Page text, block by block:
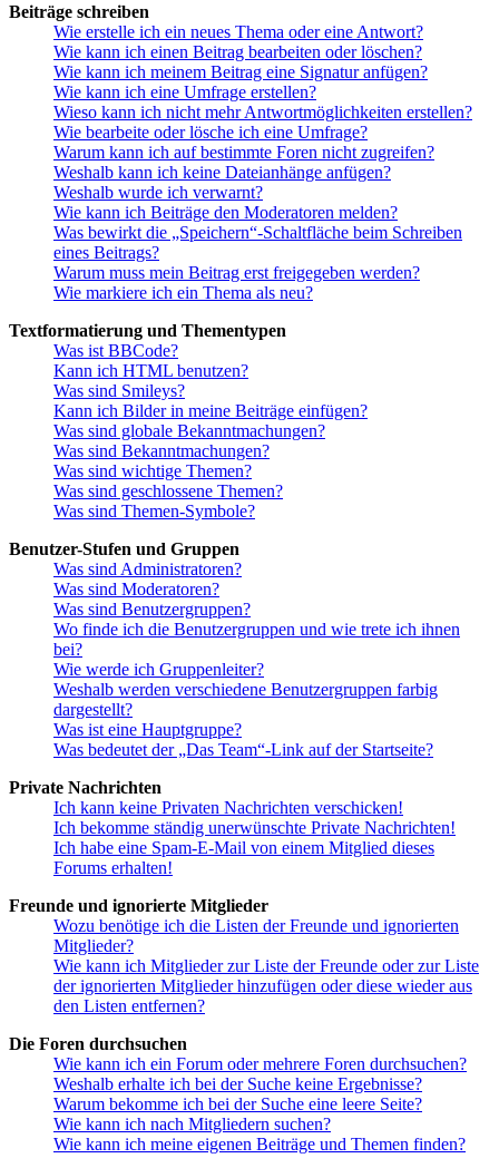
Beiträge schreiben
Wie erstelle ich ein neues Thema oder eine Antwort?
Wie kann ich einen Beitrag bearbeiten oder löschen?
Wie kann ich meinem Beitrag eine Signatur anfügen?
Wie kann ich eine Umfrage erstellen?
Wieso kann ich nicht mehr Antwortmöglichkeiten erstellen?
Wie bearbeite oder lösche ich eine Umfrage?
Warum kann ich auf bestimmte Foren nicht zugreifen?
Weshalb kann ich keine Dateianhänge anfügen?
Weshalb wurde ich verwarnt?
Wie kann ich Beiträge den Moderatoren melden?
Was bewirkt die „Speichern“-Schaltfläche beim Schreiben
eines Beitrags?
Warum muss mein Beitrag erst freigegeben werden?
Wie markiere ich ein Thema als neu?
Textformatierung und Thementypen
Was ist BBCode?
Kann ich HTML benutzen?
Was sind Smileys?
Kann ich Bilder in meine Beiträge einfügen?
Was sind globale Bekanntmachungen?
Was sind Bekanntmachungen?
Was sind wichtige Themen?
Was sind geschlossene Themen?
Was sind Themen-Symbole?
Benutzer-Stufen und Gruppen
Was sind Administratoren?
Was sind Moderatoren?
Was sind Benutzergruppen?
Wo finde ich die Benutzergruppen und wie trete ich ihnen
bei?
Wie werde ich Gruppenleiter?
Weshalb werden verschiedene Benutzergruppen farbig
dargestellt?
Was ist eine Hauptgruppe?
Was bedeutet der „Das Team“-Link auf der Startseite?
Private Nachrichten
Ich kann keine Privaten Nachrichten verschicken!
Ich bekomme ständig unerwünschte Private Nachrichten!
Ich habe eine Spam-E-Mail von einem Mitglied dieses
Forums erhalten!
Freunde und ignorierte Mitglieder
Wozu benötige ich die Listen der Freunde und ignorierten
Mitglieder?
Wie kann ich Mitglieder zur Liste der Freunde oder zur Liste
der ignorierten Mitglieder hinzufügen oder diese wieder aus
den Listen entfernen?
Die Foren durchsuchen
Wie kann ich ein Forum oder mehrere Foren durchsuchen?
Weshalb erhalte ich bei der Suche keine Ergebnisse?
Warum bekomme ich bei der Suche eine leere Seite?
Wie kann ich nach Mitgliedern suchen?
Wie kann ich meine eigenen Beiträge und Themen finden?